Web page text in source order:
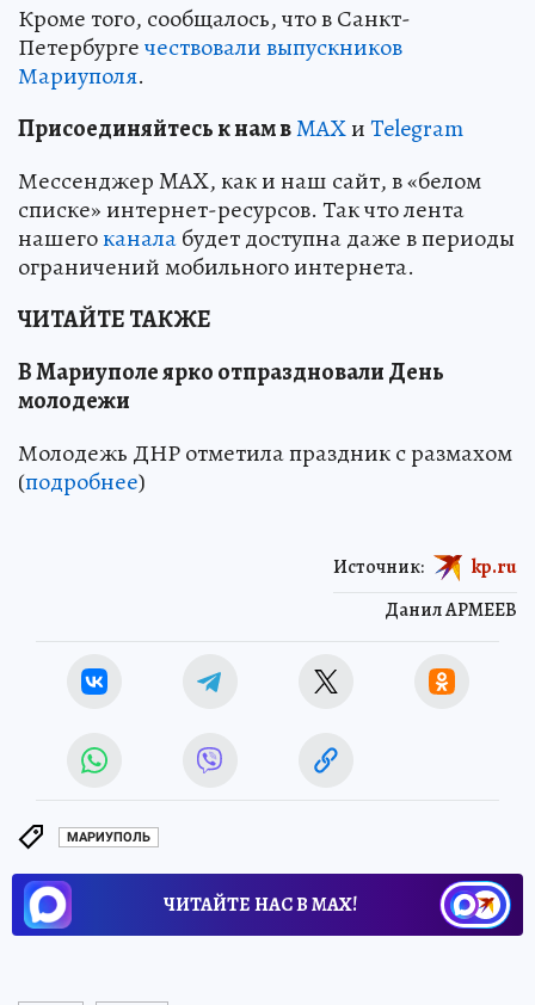
Кроме того, сообщалось, что в Санкт-
Петербургечествовали выпускников
Мариуполя.
Присоединяйтесь к нам вMAXиTelegram
Мессенджер MAX, как и наш сайт, в «белом
списке» интернет-ресурсов. Так что лента
нашегоканалабудет доступна даже в периоды
ограничений мобильного интернета.
ЧИТАЙТЕ ТАКЖЕ
В Мариуполе ярко отпраздновали День
молодежи
Молодежь ДНР отметила праздник с размахом
(подробнее)
Данил АРМЕЕВ
Источник: kp.ru
МАРИУПОЛЬ
ЧИТАЙТЕ НАС В МАХ!